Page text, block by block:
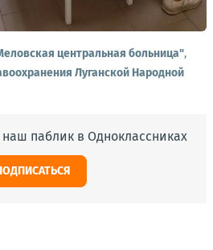
центральная больница",
Луганской Народной
паблик в Одноклассниках